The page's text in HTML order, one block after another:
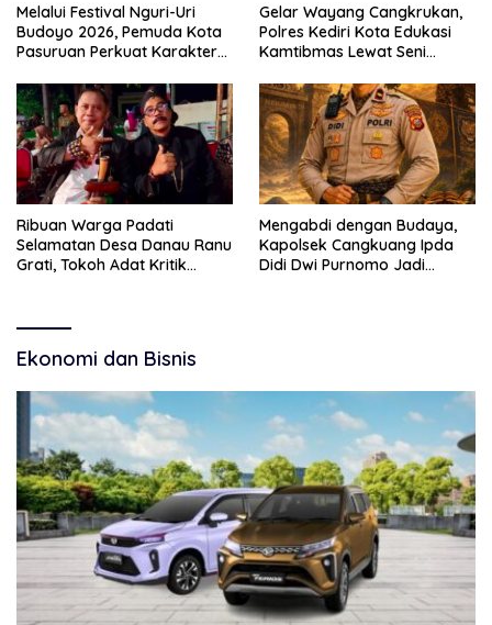
Melalui Festival Nguri-Uri
Budoyo 2026, Pemuda Kota
Pasuruan Perkuat Karakter
Narkoba
Gelar Wayang Cangkrukan,
Polres Kediri Kota Edukasi
Kamtibmas Lewat Seni
Ribuan Warga Padati
Selamatan Desa Danau Ranu
Grati, Tokoh Adat Kritik
Mengabdi dengan Budaya,
Kapolsek Cangkuang Ipda
Didi Dwi Purnomo Jadi
Ekonomi dan Bisnis